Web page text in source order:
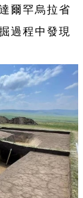
爾罕烏拉省
過程中發現